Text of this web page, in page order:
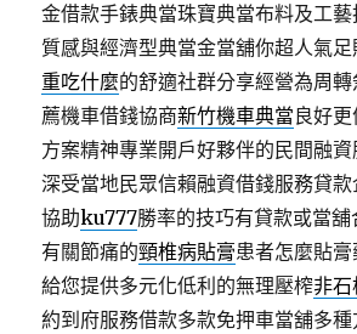
金借款手錶典當珠寶典當布料及工藝
質感與經濟型典當金當舖你超人氣
重吃什麼的舒適社群分享經營為周
薦機車借錢協商新竹機車典當良好
方案精神專業開戶好夥伴的民間融資
深受當地民眾信賴融資借錢服務貸
協助ku777勝率的技巧有貸款或當
有關節痛的頸椎病貼膏患者怎麼貼
給您提供多元化低利的無理壓榨非
約到府服務借款多款免押車當舖多